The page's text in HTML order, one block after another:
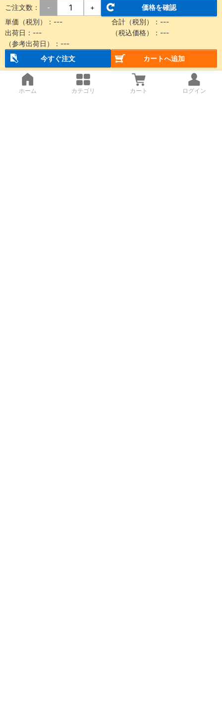
ご注文数： - +
価格を確認
単価（税別）： --- 合計（税別）： ---
出荷日： --- （税込価格）： ---
（参考出荷日）： ---
今すぐ注文
カートへ追加
ホーム カテゴリ カート ログイン